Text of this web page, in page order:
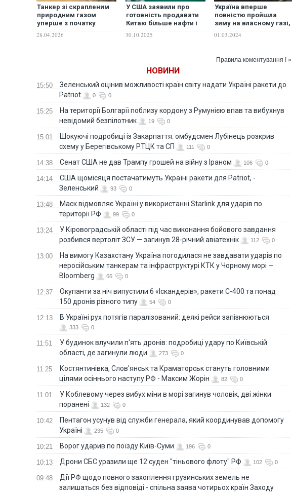
Танкер зі скрапленим
природним газом
уперше з початку
через Ормузьку
28.04.2026
У США заявили про
готовність продавати
Китаю більше нафти і
30.10.2025
Україна вперше
повністю пройшла
зиму на власному газі,
01.03.2024
Правила коментування ! »
НОВИНИ
15:50
Зеленський оцінив можливості країн світу надати Україні ракети до
Patriot
0 0
15:25
На території Болгарії поблизу кордону з Румунією впав та вибухнув
невідомий безпілотник
19 0
15:01
Шокуючі подробиці із Закарпаття: омбудсмен Лубінець розкрив
схему у Берегівському РТЦК та СП
111 0
14:38 Сенат США не дав Трампу грошей на війну з Іраном 106 0
14:14
США щомісяця постачатимуть Україні ракети для Patriot, -
Зеленський
93 0
13:48
Маск відмовляє Україні у використанні Starlink для ударів по
території РФ
99 0
13:24
У Кіровоградській області під час виконання бойового завдання
розбився вертоліт ЗСУ — загинув 28-річний авіатехнік
112 0
13:00
На вимогу Казахстану Україна погодилася не завдавати ударів по
неросійським танкерам та інфраструктурі КТК у Чорному морі —
Bloomberg
66 0
12:37
Окупанти за ніч випустили 6 «Іскандерів», ракети С-400 та понад
150 дронів різного типу
54 0
12:13 В Україні рух потягів паралізований: деякі рейси запізнюються
333 0
11:51
У будинок влучили п'ять дронів: подробиці удару по Київській
області, де загинули люди
273 0
11:25
Костянтинівка, Слов'янськ та Краматорськ стануть головними
цілями осіннього наступу РФ - Максим Жорін
82 0
11:01
У Коблевому через вибух міни в морі загинув чоловік, дві жінки
поранені
132 0
10:42
Пентагон усунув від служби генерала, який координував допомогу
Україні
235 0
10:21 Ворог ударив по поїзду Київ-Суми 196 0
10:13 Дрони СБС уразили ще 12 суден "тіньового флоту" РФ 102 0
09:48
Дії РФ щодо повного захоплення грузинських земель не
залишаться без відповіді - спільна заява чотирьох країн Заходу